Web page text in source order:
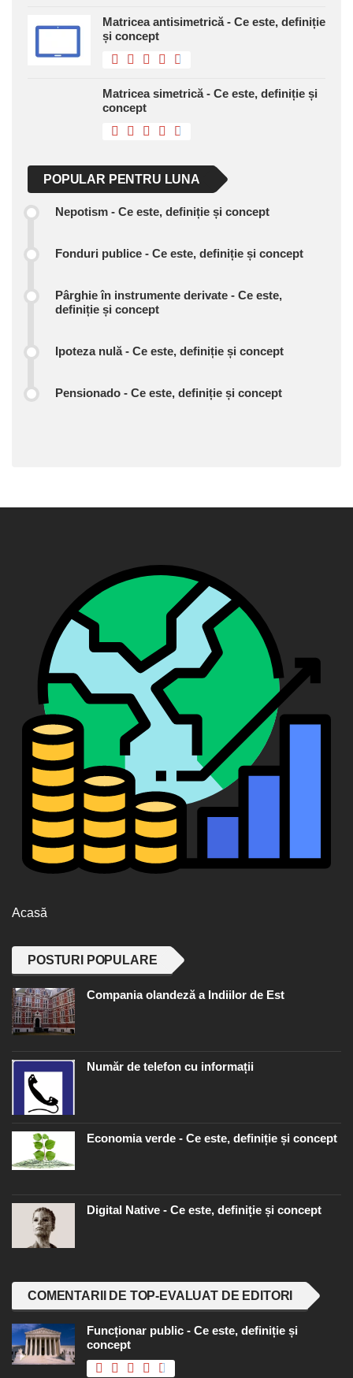
Matricea antisimetrică - Ce este, definiție
și concept
Matricea simetrică - Ce este, definiție și
concept
POPULAR PENTRU LUNA
Nepotism - Ce este, definiție și concept
Fonduri publice - Ce este, definiție și concept
Pârghie în instrumente derivate - Ce este,
definiție și concept
Ipoteza nulă - Ce este, definiție și concept
Pensionado - Ce este, definiție și concept
Acasă
POSTURI POPULARE
Compania olandeză a Indiilor de Est
Număr de telefon cu informații
Economia verde - Ce este, definiție și concept
Digital Native - Ce este, definiție și concept
COMENTARII DE TOP-EVALUAT DE EDITORI
Funcționar public - Ce este, definiție și
concept